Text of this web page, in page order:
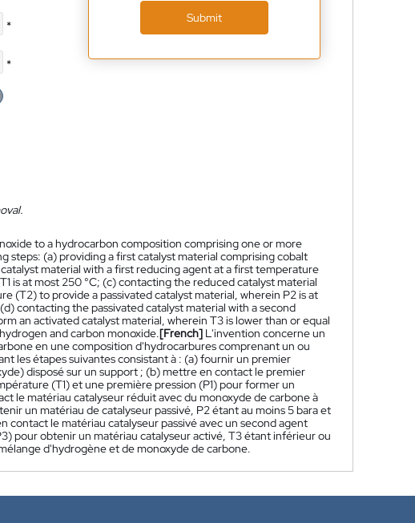
*
*
Submit
to a hydrocarbon composition comprising one or more
(a) providing a first catalyst material comprising cobalt
material with a first reducing agent at a first temperature
is at most 250 °C; (c) contacting the reduced catalyst material
(T2) to provide a passivated catalyst material, wherein P2 is at
contacting the passivated catalyst material with a second
an activated catalyst material, wherein T3 is lower than or equal
and carbon monoxide.[French] L'invention concerne un
en une composition d'hydrocarbures comprenant un ou
les étapes suivantes consistant à : (a) fournir un premier
disposé sur un support ; (b) mettre en contact le premier
(T1) et une première pression (P1) pour former un
le matériau catalyseur réduit avec du monoxyde de carbone à
un matériau de catalyseur passivé, P2 étant au moins 5 bara et
contact le matériau catalyseur passivé avec un second agent
pour obtenir un matériau catalyseur activé, T3 étant inférieur ou
d'hydrogène et de monoxyde de carbone.